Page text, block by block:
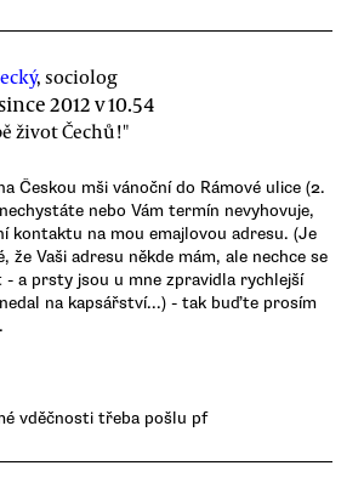
, sociolog
2012 v 10.54
život Čechů!"
Českou mši vánoční do Rámové ulice (2.
nebo Vám termín nevyhovuje,
kontaktu na mou emajlovou adresu. (Je
že Vaši adresu někde mám, ale nechce se
- a prsty jsou u mne zpravidla rychlejší
na kapsářství...) - tak buďte prosím
vděčnosti třeba pošlu pf